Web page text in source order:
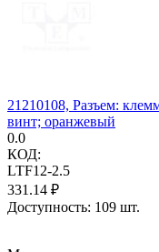
21210108, Разъем:
винт; оранжевый
0.0
КОД:
LTF12-2.5
331.14 ₽
Доступность: 109 шт.